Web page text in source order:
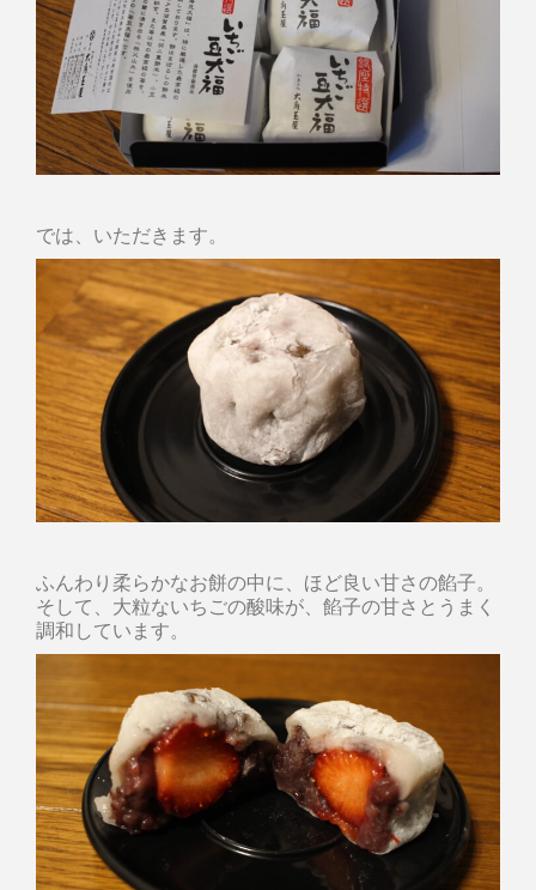
では、いただきます。
ふんわり柔らかなお餅の中に、ほど良い甘さの餡子。
そして、大粒ないちごの酸味が、餡子の甘さとうまく
調和しています。